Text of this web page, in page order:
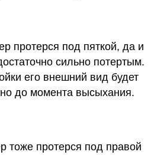
протерся под пяткой, да и
сильно потертым.
его внешний вид будет
до момента высыхания.
тоже протерся под правой